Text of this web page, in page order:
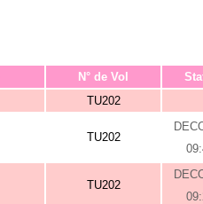
N° de Vol
TU202
TU202
TU202